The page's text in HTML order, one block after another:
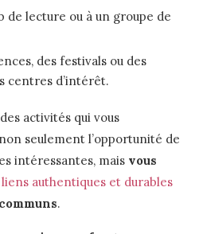
de lecture ou à un groupe de
des festivals ou des
centres d’intérêt.
activités qui vous
seulement l’opportunité de
intéressantes, mais vous
liens authentiques et durables
.